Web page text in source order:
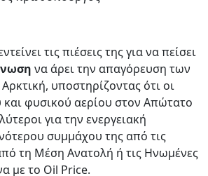
τις πιέσεις της για να πείσει
να άρει την απαγόρευση των
υποστηρίζοντας ότι οι
και φυσικού αερίου στον Απώτατο
για την ενεργειακή
συμμάχου της από τις
τη Μέση Ανατολή ή τις Ηνωμένες
με το Oil Price.